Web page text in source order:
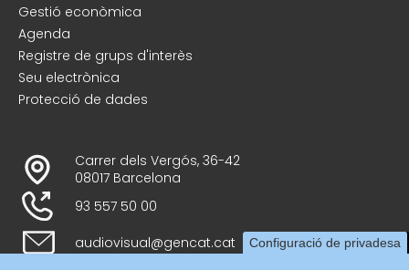
Gestió econòmica
Agenda
Registre de grups d'interès
Seu electrònica
Protecció de dades
Carrer dels Vergós, 36-42
08017 Barcelona
93 557 50 00
audiovisual@gencat.cat
Configuració de privadesa